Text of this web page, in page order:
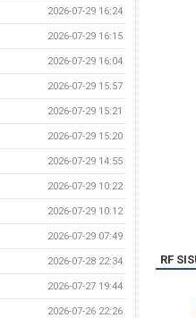
2026-07-29 16:24
2026-07-29 16:15
2026-07-29 16:04
2026-07-29 15:57
2026-07-29 15:21
2026-07-29 15:20
2026-07-29 14:55
2026-07-29 10:22
2026-07-29 10:12
2026-07-29 07:49
2026-07-28 22:34
2026-07-27 19:44
2026-07-26 22:26
RF